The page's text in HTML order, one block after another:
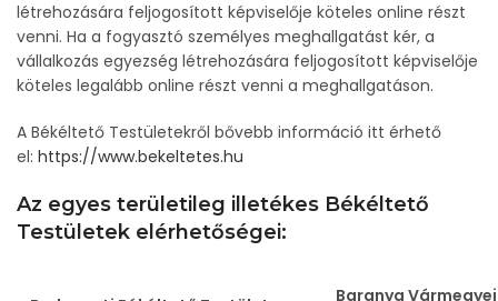
létrehozására feljogosított képviselője köteles online részt
venni. Ha a fogyasztó személyes meghallgatást kér, a
vállalkozás egyezség létrehozására feljogosított képviselője
köteles legalább online részt venni a meghallgatáson.
A Békéltető Testületekről bővebb információ itt érhető
el: https://www.bekeltetes.hu
Az egyes területileg illetékes Békéltető
Testületek elérhetőségei:
Baranya